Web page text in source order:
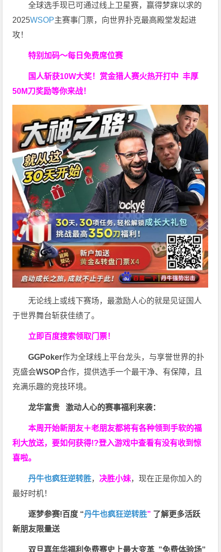
全球选手现已可通过线上卫星赛，赢得梦寐以求的
2025WSOP主赛事门票，向世界扑克最高殿堂发起进
攻！
特别加码～每日免费席位赛
国人斩获10W大奖！ 赏金猎人赛火热开打中 丰厚
50M刀奖励等你来战！
无论线上或线下赛场，最激励人心的就是见证国人
于世界舞台斩获佳绩了。
立即百度搜索领取门票！
GGPoker作为全球线上平台龙头，与享誉世界的扑
克盛会WSOP合作，提供选手一个最干净、有保障，且
充满乐趣的竞技环境。
龙华富贵 激动人心的赛事福利来袭：
本周开始新朋友＋老朋友都将有各种领到手软的福
利大放送，要如何获得!?登入游戏中查看有没有收到惊
喜啦。
丹牛也疯狂逆转胜， 决胜小妹，现在正是你加入的
最好时机！
逐梦参赛!百度 “丹牛也疯狂逆转胜” 了解更多活跃
新朋友限量送
双旦嘉年华福利免费赛史上最大变革 ”免费体验场”